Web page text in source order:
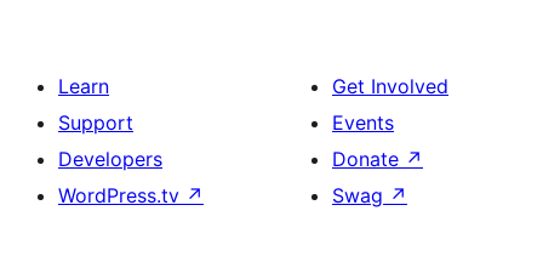
Learn
Support
Developers
WordPress.tv ↗
Get Involved
Events
Donate ↗
Swag ↗